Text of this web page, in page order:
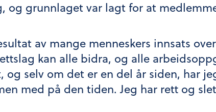
og grunnlaget var lagt for at
av mange menneskers innsats
kan alle bidra, og alle
og selv om det er en del år siden, har
med på den tiden. Jeg har rett og